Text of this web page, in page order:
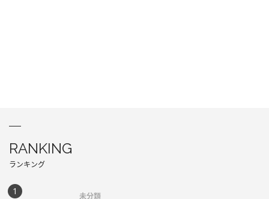
RANKING
ランキング
未分類